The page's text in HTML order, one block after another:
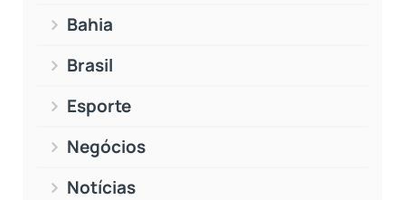
Bahia
Brasil
Esporte
Negócios
Notícias